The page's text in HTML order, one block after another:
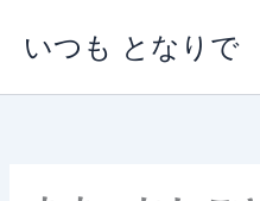
ス
いつも となりで